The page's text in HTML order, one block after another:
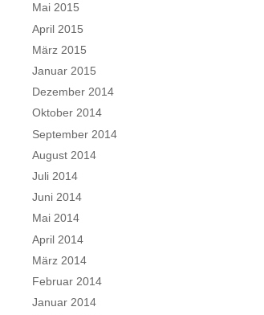
Mai 2015
April 2015
März 2015
Januar 2015
Dezember 2014
Oktober 2014
September 2014
August 2014
Juli 2014
Juni 2014
Mai 2014
April 2014
März 2014
Februar 2014
Januar 2014